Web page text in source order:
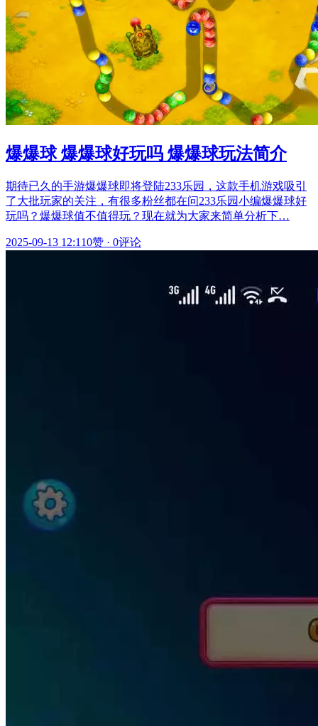
爆爆球 爆爆球好玩吗 爆爆球玩法简介
期待已久的手游爆爆球即将登陆233乐园，这款手机游戏吸引
了大批玩家的关注，有很多粉丝都在问233乐园小编爆爆球好
玩吗？爆爆球值不值得玩？现在就为大家来简单分析下…
2025-09-13 12:110赞 · 0评论